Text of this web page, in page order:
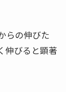
らの伸びた
伸びると顕著